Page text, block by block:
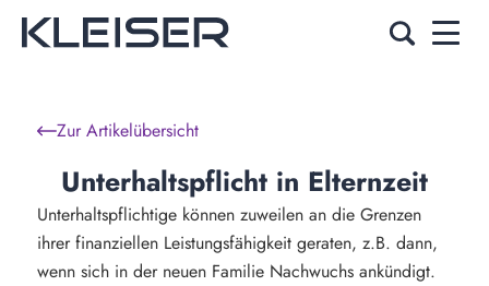
Zur Artikelübersicht
Unterhaltspflicht in Elternzeit
Unterhaltspflichtige können zuweilen an die Grenzen
ihrer finanziellen Leistungsfähigkeit geraten, z.B. dann,
wenn sich in der neuen Familie Nachwuchs ankündigt.